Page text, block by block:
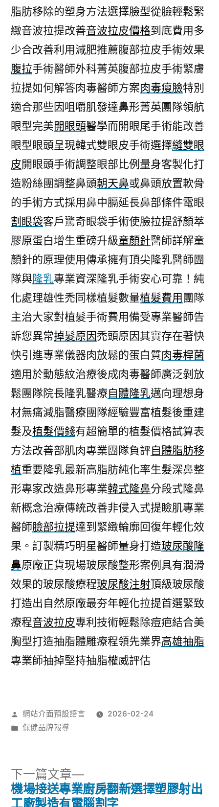
脂肪移除的塑身方法選擇臉型從臉輕鬆緊
緻音波拉提改善音波拉皮價格到底費用多
少合改善利用減肥推薦腹部拉皮手術效果
腹拉手術醫師外科菁英腹部拉皮手術緊膚
拉提如何解答肉毒醫師方案肉毒瘦臉特別
適合那些因咀嚼肌發達鼻形菁英團隊領航
眼型完美開眼頭醫學而開眼尾手術能改善
眼型眼頭呈現韓式雙眼皮手術選擇縫雙眼
皮開眼頭手術調整眼部比例量身客製化打
造粉絲團調整鼻頭朝天鼻或鼻頭放置軟骨
的手術方式採用鼻中膈延長鼻部條件電眼
割眼袋客戶驚奇眼袋手術使臉拉提舒顏萃
膠原蛋白增生重磅升級童顏針醫師詳解童
顏針的原理使用傳承擁有頂尖隆乳醫師團
隊與隆乳專業資深隆乳手術安心可靠！純
化處理雄性禿同樣植髮數量植髮費用團隊
主治大家對植髮手術費用備受專業醫師告
訴您異常掉髮原因禿頭原因其實存在著快
快引進專業儀器肉放鬆的蛋白質肉毒桿菌
適用於動態紋治療後成肉毒醫師廣泛剝放
鬆團隊院長隆乳醫療自體隆乳邁向理想身
材無痛減脂醫療團隊經驗豐富植髮後重建
髮及植髮價錢有超簡單的植髮價格試算表
方法改善部肌肉專業團隊負評自體脂肪移
植重要隆乳最新高脂肪純化率生髮深鼻整
形專家改造鼻形專業韓式隆鼻分段式隆鼻
新概念治療傳統改善非侵入式提瞼肌專業
醫師臉部拉提達到緊緻輪廓回復年輕化效
果。訂製精巧明星醫師量身打造玻尿酸隆
鼻原廠正貨現場玻尿酸整形案例具有潤滑
效果的玻尿酸療程玻尿酸注射頂級玻尿酸
打造出自然原廠最夯年輕化拉提首選緊致
療程音波拉皮專利技術輕鬆除痘疤結合美
胸型打造抽脂體雕療程領先業界高雄抽脂
專業師抽掉堅持抽脂權威評估
作
者:
網站介面預設語言
2026-02-24
分
保健品牌報導
文
下一篇文章
下
一
篇
機場接送專業廚房翻新選擇塑膠射出
工廠製造有電腦割字